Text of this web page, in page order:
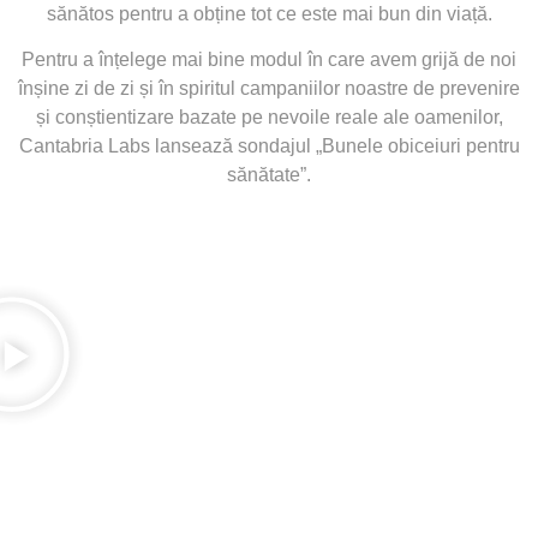
sănătos pentru a obține tot ce este mai bun din viață.
Pentru a înțelege mai bine modul în care avem grijă de noi
înșine zi de zi și în spiritul campaniilor noastre de prevenire
și conștientizare bazate pe nevoile reale ale oamenilor,
Cantabria Labs lansează sondajul „Bunele obiceiuri pentru
sănătate”.